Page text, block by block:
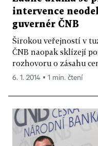
intervence
guvernér ČNB
Širokou veřejností v
ČNB naopak sklízejí
rozhovoru o zásahu
6. 1. 2014 ▪ 1 min. čtení